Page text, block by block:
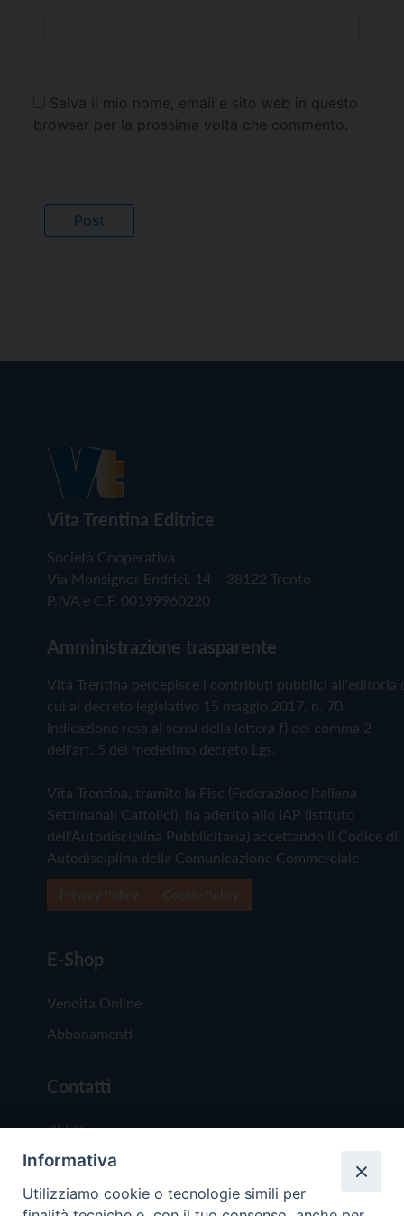
Salva il mio nome, email e sito web in questo
browser per la prossima volta che commento.
Vita Trentina Editrice
Società Cooperativa
Via Monsignor Endrici, 14 – 38122 Trento
P.IVA e C.F. 00199960220
Amministrazione trasparente
Vita Trentina percepisce i contributi pubblici all'editoria
cui al decreto legislativo 15 maggio 2017, n. 70.
Indicazione resa ai sensi della lettera f) del comma 2
dell'art. 5 del medesimo decreto Lgs.
Vita Trentina, tramite la Fisc (Federazione Italiana
Settimanali Cattolici), ha aderito allo IAP (Istituto
dell'Autodisciplina Pubblicitaria) accettando il Codice di
Autodisciplina della Comunicazione Commerciale
E-Shop
Vendita Online
Abbonamenti
Contatti
Chi Siamo
Redazione
Scrivici
Informativa
Utilizziamo cookie o tecnologie simili per